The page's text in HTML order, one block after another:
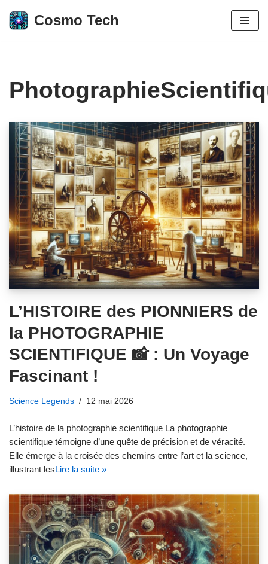
Aller
Cosmo Tech
L’HISTOIRE des PIONNIERS de
la PHOTOGRAPHIE
SCIENTIFIQUE 📸 : Un Voyage
Fascinant !
Science Legends 12 mai 2026
L’histoire de la photographie scientifique La photographie
scientifique témoigne d’une quête de précision et de véracité.
Elle émerge à la croisée des chemins entre l’art et la science,
illustrant lesLire la suite »